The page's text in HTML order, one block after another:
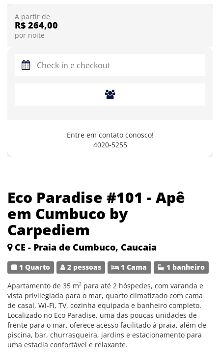
Eco Paradise #101 - Apê
em Cumbuco by
Carpediem
CE - Praia de Cumbuco, Caucaia
1 Quarto 2 pessoas 1 Cama 1 banheiro
Apartamento de 35 m² para até 2 hóspedes, com varanda e
vista privilegiada para o mar, quarto climatizado com cama
de casal, Wi-Fi, TV, cozinha equipada e banheiro completo.
Localizado no Eco Paradise, uma das poucas unidades de
frente para o mar, oferece acesso facilitado à praia, além de
piscina, bar, churrasqueira, jardins e estacionamento para
uma estadia confortável e relaxante.
A partir de
R$ 264,00
por noite
Entre em contato conosco!
4020-5255